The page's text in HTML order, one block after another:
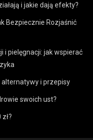
i jakie dają efekty?
Bezpiecznie Rozjaśnić
i pielęgnacji: jak wspierać
i przepisy
swoich ust?